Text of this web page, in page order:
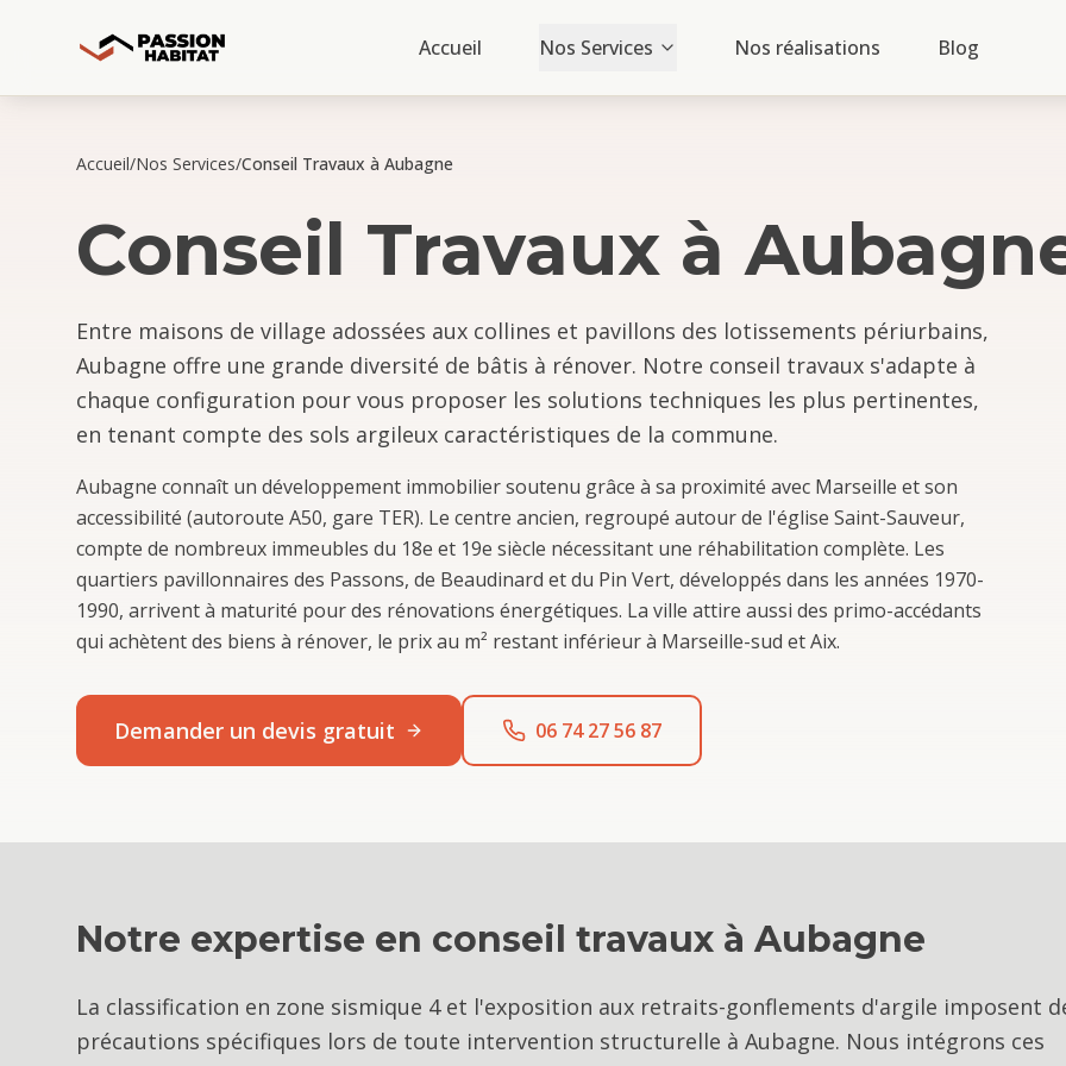
Accueil Nos Services Nos réalisations Blog
Accueil/Nos Services/Conseil Travaux à Aubagne
Conseil Travaux à
Entre maisons de village adossées aux collines et pavillons des lotissements périurbains,
Aubagne offre une grande diversité de bâtis à rénover. Notre conseil travaux s'adapte à
chaque configuration pour vous proposer les solutions techniques les plus pertinentes,
en tenant compte des sols argileux caractéristiques de la commune.
Aubagne connaît un développement immobilier soutenu grâce à sa proximité avec Marseille et son
accessibilité (autoroute A50, gare TER). Le centre ancien, regroupé autour de l'église Saint-Sauveur,
compte de nombreux immeubles du 18e et 19e siècle nécessitant une réhabilitation complète. Les
quartiers pavillonnaires des Passons, de Beaudinard et du Pin Vert, développés dans les années 1970-
1990, arrivent à maturité pour des rénovations énergétiques. La ville attire aussi des primo-accédants
qui achètent des biens à rénover, le prix au m² restant inférieur à Marseille-sud et Aix.
Demander un devis gratuit 06 74 27 56 87
Notre expertise en conseil travaux à Aubagne
La classification en zone sismique 4 et l'exposition aux retraits-gonflements d'argile imposent
précautions spécifiques lors de toute intervention structurelle à Aubagne. Nous intégrons ces